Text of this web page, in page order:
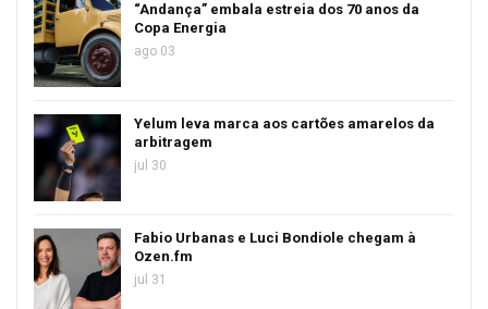
“Andança” embala estreia dos 70 anos da
Copa Energia
ago 03
Yelum leva marca aos cartões amarelos da
arbitragem
jul 30
Fabio Urbanas e Luci Bondiole chegam à
Ozen.fm
jul 31